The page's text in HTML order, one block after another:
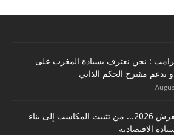
: نحن نعترف بسيادة المغرب على
ندعم مقترح الحكم الذاتي
خطاب العرش 2026... من تثبيت المكاسب إلى بناء
الاقتصادية